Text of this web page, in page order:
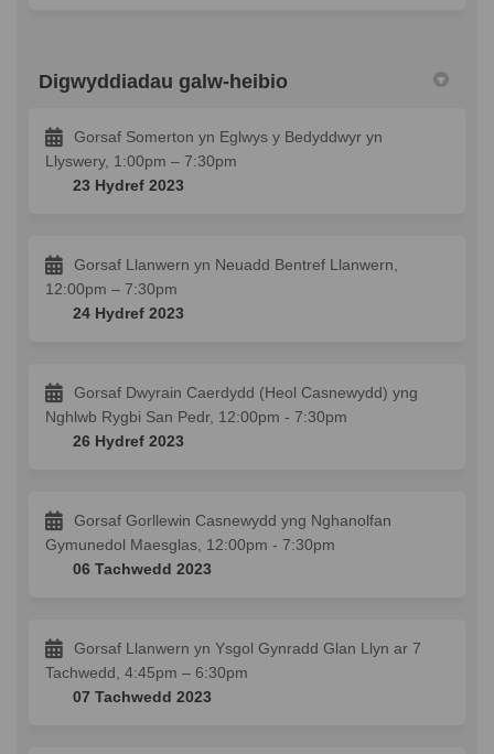
Digwyddiadau galw-heibio
Gorsaf Somerton yn Eglwys y Bedyddwyr yn
Llyswery, 1:00pm – 7:30pm
23 Hydref 2023
Gorsaf Llanwern yn Neuadd Bentref Llanwern,
12:00pm – 7:30pm
24 Hydref 2023
Gorsaf Dwyrain Caerdydd (Heol Casnewydd) yng
Nghlwb Rygbi San Pedr, 12:00pm - 7:30pm
26 Hydref 2023
Gorsaf Gorllewin Casnewydd yng Nghanolfan
Gymunedol Maesglas, 12:00pm - 7:30pm
06 Tachwedd 2023
Gorsaf Llanwern yn Ysgol Gynradd Glan Llyn ar 7
Tachwedd, 4:45pm – 6:30pm
07 Tachwedd 2023